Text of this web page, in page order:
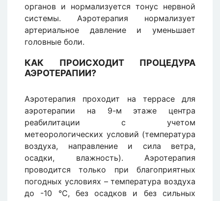
органов и нормализуется тонус нервной
системы. Аэротерапия нормализует
артериальное давление и уменьшает
головные боли.
КАК ПРОИСХОДИТ ПРОЦЕДУРА
АЭРОТЕРАПИИ?
Аэротерапия проходит на террасе для
аэротерапии на 9-м этаже центра
реабилитации с учетом
метеорологических условий (температура
воздуха, направление и сила ветра,
осадки, влажность). Аэротерапия
проводится только при благоприятных
погодных условиях – температура воздуха
до -10 °С, без осадков и без сильных